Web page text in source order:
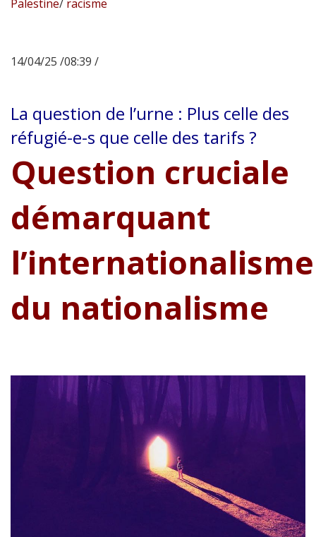
Palestine/ racisme
14/04/25 /08:39 /
La question de l’urne : Plus celle des
réfugié-e-s que celle des tarifs ?
Question cruciale
démarquant
l’internationalisme
du nationalisme